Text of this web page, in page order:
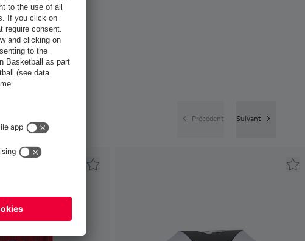
Précédent Suivant